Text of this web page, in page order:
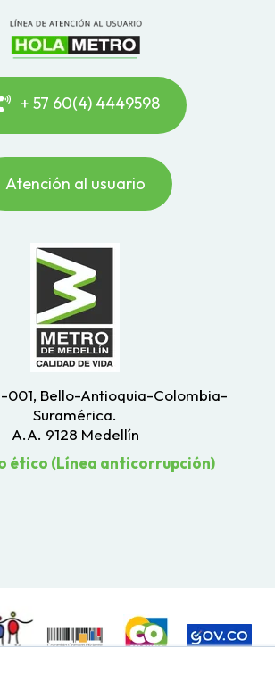
+ 57 60(4) 4449598
Atención al usuario
001, Bello-Antioquia-Colombia-
Suramérica.
A.A. 9128 Medellín
ético (Línea anticorrupción)